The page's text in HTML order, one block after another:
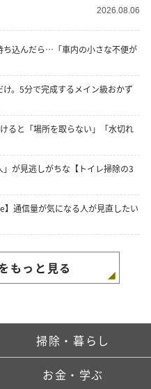
2026.08.06
ち込んだら…「車内の小さな不便が
。5分で完成するメイン級おかず
ると「場所を取らない」「水切れ
」が見逃しがちな【トイレ掃除の3
通信量が気になる人が見直したい
もっと見る
掃除・暮らし
お金・学ぶ